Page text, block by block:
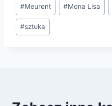
#Meurent #Mona Lisa
#sztuka